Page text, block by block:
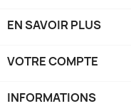
EN SAVOIR PLUS
VOTRE COMPTE
INFORMATIONS